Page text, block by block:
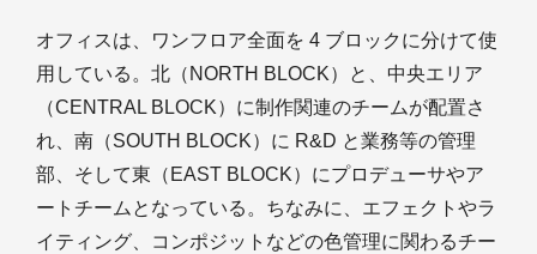
オフィスは、ワンフロア全面を 4 ブロックに分けて使
用している。北（NORTH BLOCK）と、中央エリア
（CENTRAL BLOCK）に制作関連のチームが配置さ
れ、南（SOUTH BLOCK）に R&D と業務等の管理
部、そして東（EAST BLOCK）にプロデューサやア
ートチームとなっている。ちなみに、エフェクトやラ
イティング、コンポジットなどの色管理に関わるチー